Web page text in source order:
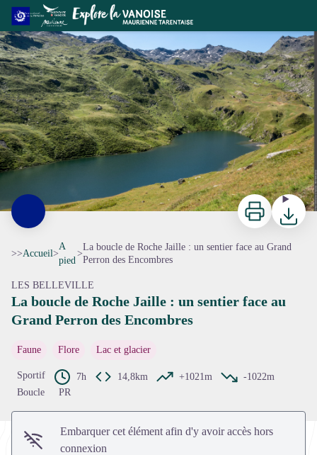
Le Lac du Lou - Céline RUTTEN
Voir l'image en plein écran
Imprimer
>>Accueil>
A
pied
>
La boucle de Roche Jaille : un sentier face au Grand
Perron des Encombres
LES BELLEVILLE
La boucle de Roche Jaille : un sentier face au
Grand Perron des Encombres
Faune Flore Lac et glacier
Sportif 7h 14,8km +1021m
-1022m
Boucle
PR
Embarquer cet élément afin d'y avoir accès hors
connexion